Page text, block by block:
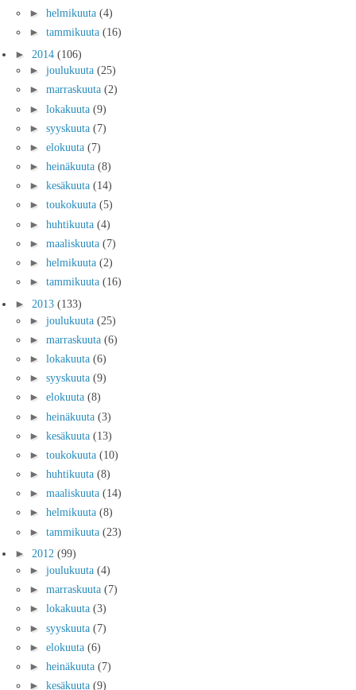
► helmikuuta (4)
► tammikuuta (16)
► 2014 (106)
► joulukuuta (25)
► marraskuuta (2)
► lokakuuta (9)
► syyskuuta (7)
► elokuuta (7)
► heinäkuuta (8)
► kesäkuuta (14)
► toukokuuta (5)
► huhtikuuta (4)
► maaliskuuta (7)
► helmikuuta (2)
► tammikuuta (16)
► 2013 (133)
► joulukuuta (25)
► marraskuuta (6)
► lokakuuta (6)
► syyskuuta (9)
► elokuuta (8)
► heinäkuuta (3)
► kesäkuuta (13)
► toukokuuta (10)
► huhtikuuta (8)
► maaliskuuta (14)
► helmikuuta (8)
► tammikuuta (23)
► 2012 (99)
► joulukuuta (4)
► marraskuuta (7)
► lokakuuta (3)
► syyskuuta (7)
► elokuuta (6)
► heinäkuuta (7)
► kesäkuuta (9)